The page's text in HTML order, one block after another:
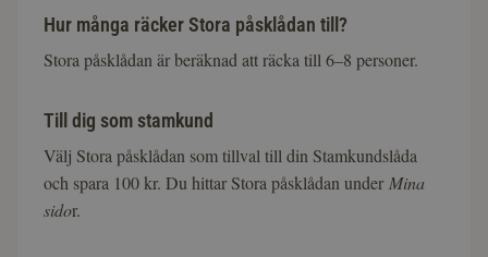
Hur många räcker Stora påsklådan till?
Stora påsklådan är beräknad att räcka till 6–8 personer.
Till dig som stamkund
Välj Stora påsklådan som tillval till din Stamkundslåda
och spara 100 kr. Du hittar Stora påsklådan under Mina
sidor.